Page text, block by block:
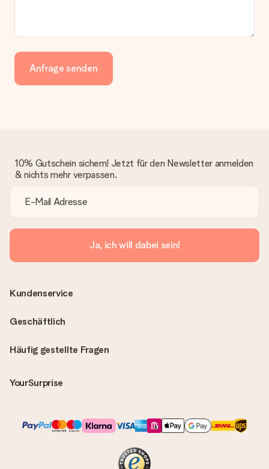
Anfrage senden
10% Gutschein sichern! Jetzt für den Newsletter anmelden
& nichts mehr verpassen.
Ja, ich will dabei sein!
Häufig gestellte Fragen
YourSurprise
Kundenservice
Geschäftlich